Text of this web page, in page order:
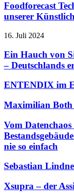
Foodforecast
unserer
16. Juli 2024
Ein Hauch von
– Deutschlands
ENTENDIX im
Maximilian
Vom
nie so einfach
Sebastian
Xsupra – der